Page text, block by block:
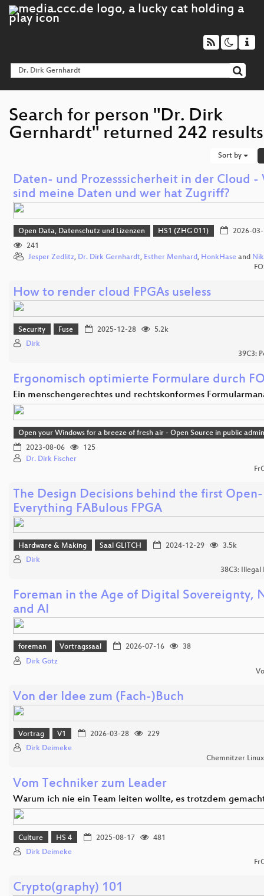
Search for person "Dr. Dirk
Gernhardt" returned 242 results
Sort by
Daten- und Prozesssicherheit in der Cloud -
sind meine Daten und wer hat Zugriff?
Open Data, Datenschutz und Lizenzen HS1 (ZHG 011)
2026-
241
Jesper Zedlitz, Dr. Dirk Gernhardt, Esther Menhard, HonkHase and
How to render cloud FPGAs useless
Security Fuse 2025-12-28
5.2k
Dirk
39C3:
Ergonomisch optimierte Formulare durch
Ein menschengerechtes und rechtskonformes
Open your Windows for a breeze of fresh air - Open Source in public
2023-08-06
125
Dr. Dirk Fischer
The Design Decisions behind the first Open-
Everything FABulous FPGA
Hardware & Making Saal GLITCH 2024-12-29
3.5k
Dirk
38C3: Illegal
Foreman in the Age of Digital Sovereignty,
and AI
foreman Vortragssaal 2026-07-16
38
Dirk Götz
Von der Idee zum (Fach-)Buch
Vortrag V1 2026-03-28
229
Dirk Deimeke
Chemnitzer
Vom Techniker zum Leader
Warum ich nie ein Team leiten wollte, es trotzdem
Culture HS 4 2025-08-17
481
Dirk Deimeke
Crypto(graphy) 101